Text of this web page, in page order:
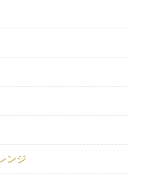
ンジ